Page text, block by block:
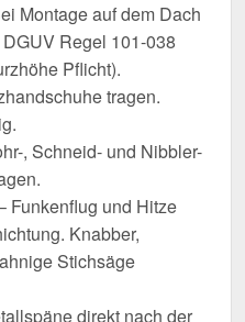
Montage auf dem Dach
Regel 101-038
Pflicht).
tragen.
, Schneid- und Nibbler-
Funkenflug und Hitze
Knabber,
Stichsäge
direkt nach der